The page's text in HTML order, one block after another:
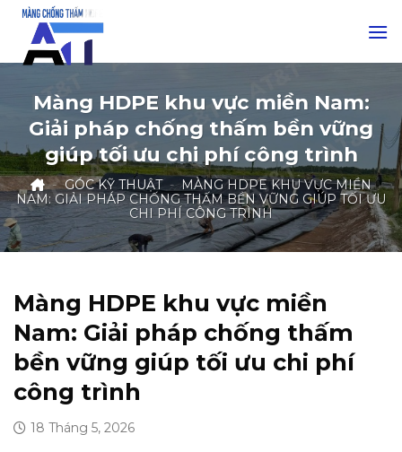
Skip
content
Màng HDPE khu vực miền Nam:
Giải pháp chống thấm bền vững
giúp tối ưu chi phí công trình
- GÓC KỸ THUẬT - MÀNG HDPE KHU VỰC MIỀN
NAM: GIẢI PHÁP CHỐNG THẤM BỀN VỮNG GIÚP TỐI ƯU
CHI PHÍ CÔNG TRÌNH
Màng HDPE khu vực miền
Nam: Giải pháp chống thấm
bền vững giúp tối ưu chi phí
công trình
18 Tháng 5, 2026